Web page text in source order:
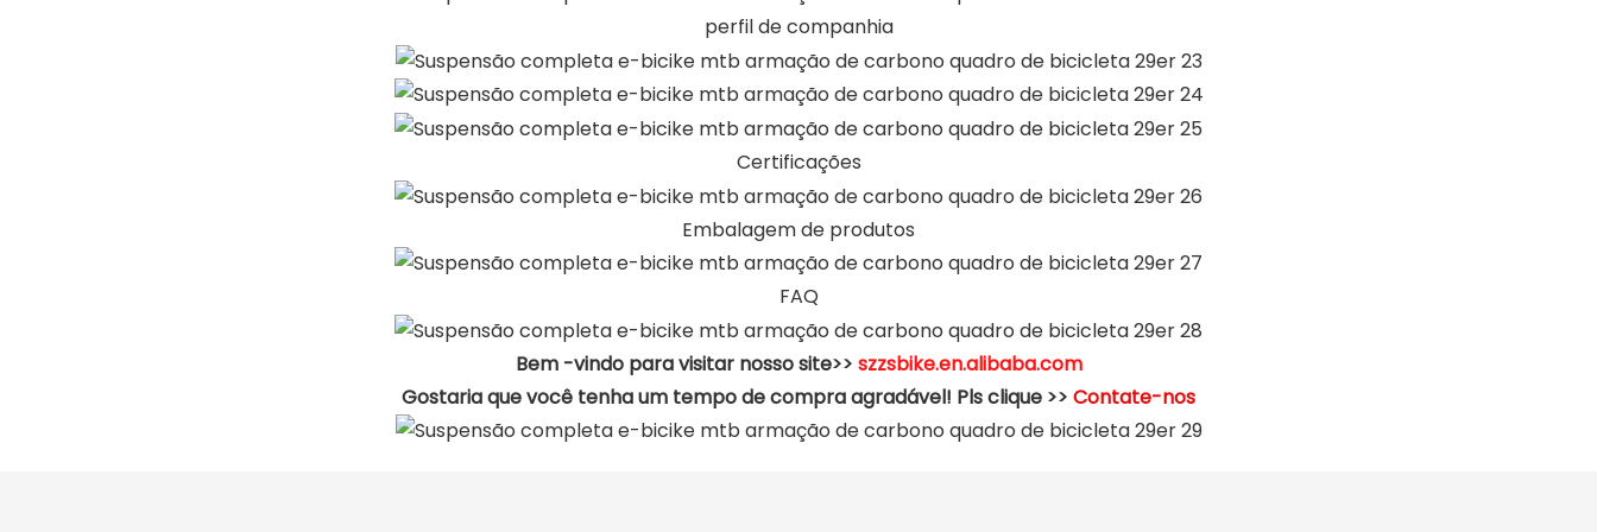
perfil de companhia
Certificações
Embalagem de produtos
FAQ
Bem -vindo para visitar nosso site>> szzsbike.en.alibaba.com
Gostaria que você tenha um tempo de compra agradável! Pls clique >> Contate-nos